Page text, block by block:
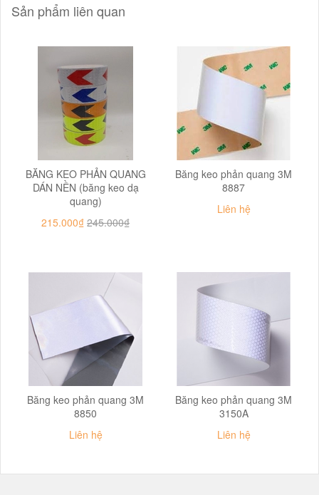
Sản phẩm liên quan
BĂNG KEO PHẢN QUANG
DÁN NỀN (băng keo dạ
quang)
215.000₫ 245.000₫
Băng keo phản quang 3M
8887
Liên hệ
Băng keo phản quang 3M
8850
Liên hệ
Băng keo phản quang 3M
3150A
Liên hệ